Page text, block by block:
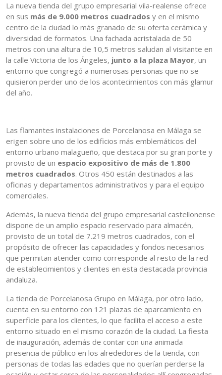
La nueva tienda del grupo empresarial vila-realense ofrece
en sus más de 9.000 metros cuadrados y en el mismo
centro de la ciudad lo más granado de su oferta cerámica y
diversidad de formatos. Una fachada acristalada de 50
metros con una altura de 10,5 metros saludan al visitante en
la calle Victoria de los Ángeles, junto a la plaza Mayor, un
entorno que congregó a numerosas personas que no se
quisieron perder uno de los acontecimientos con más glamur
del año.
Las flamantes instalaciones de Porcelanosa en Málaga se
erigen sobre uno de los edificios más emblemáticos del
entorno urbano malagueño, que destaca por su gran porte y
provisto de un espacio expositivo de más de 1.800
metros cuadrados. Otros 450 están destinados a las
oficinas y departamentos administrativos y para el equipo
comerciales.
Además, la nueva tienda del grupo empresarial castellonense
dispone de un amplio espacio reservado para almacén,
provisto de un total de 7.219 metros cuadrados, con el
propósito de ofrecer las capacidades y fondos necesarios
que permitan atender como corresponde al resto de la red
de establecimientos y clientes en esta destacada provincia
andaluza.
La tienda de Porcelanosa Grupo en Málaga, por otro lado,
cuenta en su entorno con 121 plazas de aparcamiento en
superficie para los clientes, lo que facilita el acceso a este
entorno situado en el mismo corazón de la ciudad. La fiesta
de inauguración, además de contar con una animada
presencia de público en los alrededores de la tienda, con
personas de todas las edades que no querían perderse la